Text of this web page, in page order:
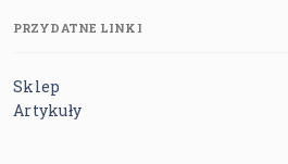
PRZYDATNE LINKI
Sklep
Artykuły